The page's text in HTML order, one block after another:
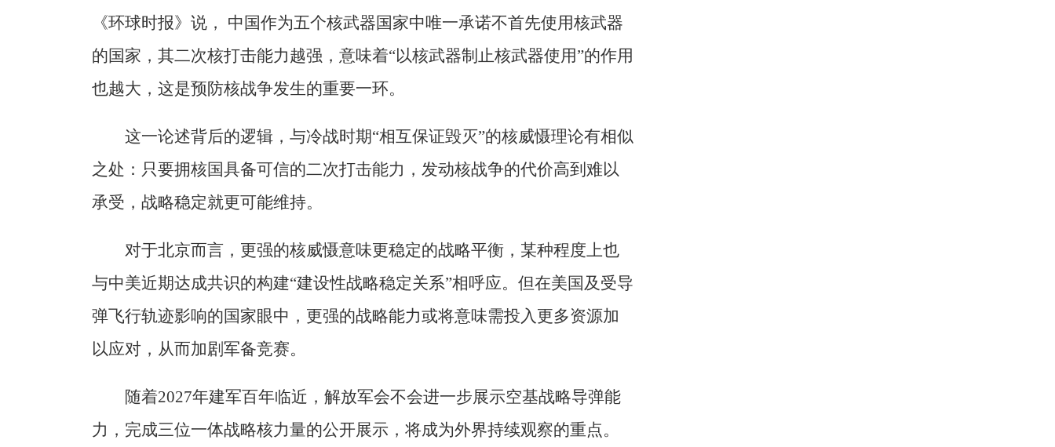
《环球时报》说， 中国作为五个核武器国家中唯一承诺不首先使用核武器
的国家，其二次核打击能力越强，意味着“以核武器制止核武器使用”的作用
也越大，这是预防核战争发生的重要一环。
这一论述背后的逻辑，与冷战时期“相互保证毁灭”的核威慑理论有相似
之处：只要拥核国具备可信的二次打击能力，发动核战争的代价高到难以
承受，战略稳定就更可能维持。
对于北京而言，更强的核威慑意味更稳定的战略平衡，某种程度上也
与中美近期达成共识的构建“建设性战略稳定关系”相呼应。但在美国及受导
弹飞行轨迹影响的国家眼中，更强的战略能力或将意味需投入更多资源加
以应对，从而加剧军备竞赛。
随着2027年建军百年临近，解放军会不会进一步展示空基战略导弹能
力，完成三位一体战略核力量的公开展示，将成为外界持续观察的重点。